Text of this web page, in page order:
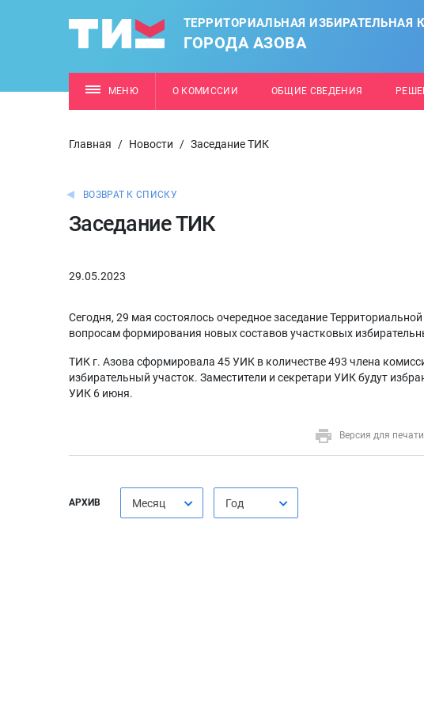
ТЕРРИТОРИАЛЬНАЯ ИЗБИРАТЕЛЬНАЯ
ГОРОДА АЗОВА
МЕНЮ О КОМИССИИ ОБЩИЕ СВЕДЕНИЯ
Главная / Новости / Заседание ТИК
ВОЗВРАТ К СПИСКУ
Заседание ТИК
29.05.2023
Сегодня, 29 мая состоялось очередное заседание
вопросам формирования новых составов участковых
ТИК г. Азова сформировала 45 УИК в количестве 493 члена
избирательный участок. Заместители и секретари УИК будут
УИК 6 июня.
Версия для печати
АРХИВ Месяц Год